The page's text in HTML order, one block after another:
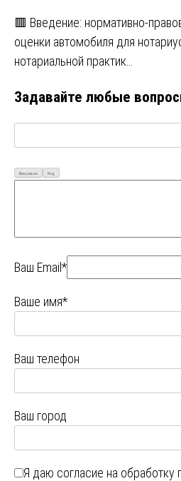
🟥 Введение: нормативно-
оценки автомобиля для
нотариальной практик…
Задавайте любые
Визуально Код
Ваш Email*
Ваше имя*
Ваш телефон
Ваш город
Я даю согласие на